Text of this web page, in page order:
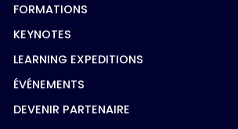
FORMATIONS
KEYNOTES
LEARNING EXPEDITIONS
ÉVÉNEMENTS
DEVENIR PARTENAIRE